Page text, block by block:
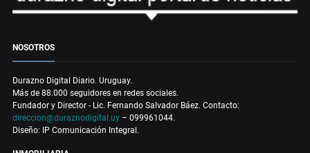
NOSOTROS
Durazno Digital Diario. Uruguay.
Más de 88.000 seguidores en redes sociales.
Fundador y Director - Lic. Fernando Salvador Báez. Contacto:
direccion@duraznodigital.uy – 099961044.
Diseño: IP Comunicación Integral.